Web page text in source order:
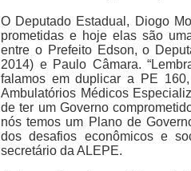
O Deputado Estadual, Diogo
prometidas e hoje elas são
entre o Prefeito Edson, o
2014) e Paulo Câmara.
falamos em duplicar a PE
Ambulatórios Médicos
de ter um Governo
nós temos um Plano de
dos desafios econômicos e
secretário da ALEPE.